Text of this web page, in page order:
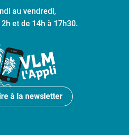
au vendredi,
et de 14h à 17h30.
à la newsletter